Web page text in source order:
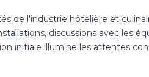
de l'industrie hôtelière et
discussions avec les
initiale illumine les attentes